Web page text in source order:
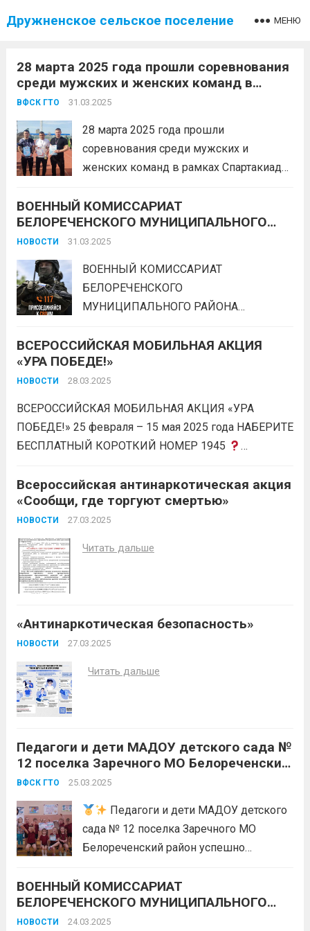
Дружненское сельское поселение МЕНЮ
28 марта 2025 года прошли соревнования
среди мужских и женских команд в
рамках Спартакиады предприятий,
Белореченский район, включающие в
себя выполнение нормативов ВФСК ГТО.
ВФСК ГТО 31.03.2025
28 марта 2025 года прошли
соревнования среди мужских и
женских команд в рамках Спартакиады
МО Белореченский район, включающие
в себя выполнение нормативов ВФСК
ГТО. Это мероприятие собрало команды
из различных организаций, которые с
дальше
ВОЕННЫЙ КОМИССАРИАТ
БЕЛОРЕЧЕНСКОГО МУНИЦИПАЛЬНОГО
РАЙОНА ОСУЩЕСТВЛЯЕТ НАБОР НА
ГРАЖДАН МУЖСКОГО ПОЛА В ВОЗРАСТЕ
ОТ 18 ДО 65 ЛЕТ
НОВОСТИ 31.03.2025
ВОЕННЫЙ КОМИССАРИАТ
БЕЛОРЕЧЕНСКОГО
МУНИЦИПАЛЬНОГО РАЙОНА
СЛУЖБУ ПО КОНТРАКТУ ГРАЖДАН
МУЖСКОГО ПОЛА В ВОЗРАСТЕ ОТ 18
ДО 65 ЛЕТ Ежемесячное денежное
При заключении контракта: 400 000 руб.
единовременно от Министерства
ВСЕРОССИЙСКАЯ МОБИЛЬНАЯ АКЦИЯ
«УРА ПОБЕДЕ!»
НОВОСТИ 28.03.2025
ВСЕРОССИЙСКАЯ МОБИЛЬНАЯ АКЦИЯ «УРА
ПОБЕДЕ!» 25 февраля – 15 мая 2025 года НАБЕРИТЕ
БЕСПЛАТНЫЙ КОРОТКИЙ НОМЕР 1945
гудка или звонка на телефоне!
Слушайте голос
Левитана – ежедневные сводки Совинформбюро!
Получите ссылку на...
Всероссийская антинаркотическая акция
«Сообщи, где торгуют смертью»
НОВОСТИ 27.03.2025
Читать дальше
«Антинаркотическая безопасность»
НОВОСТИ 27.03.2025
Читать дальше
Педагоги и дети МАДОУ детского сада №
12 поселка Заречного МО Белореченский
район успешно выполнили нормативы
спортивного комплекса «Готов к труду и
обороне» (ГТО)!
ВФСК ГТО 25.03.2025
Педагоги и дети МАДОУ детского
сада № 12 поселка Заречного МО
Белореченский район успешно
физкультурно-спортивного комплекса
«Готов к труду и обороне» (ГТО)!
радостью сообщаем, что маленькие
ВОЕННЫЙ КОМИССАРИАТ
БЕЛОРЕЧЕНСКОГО МУНИЦИПАЛЬНОГО
РАЙОНА ОСУЩЕСТВЛЯЕТ НАБОР НА
НОВОСТИ 24.03.2025